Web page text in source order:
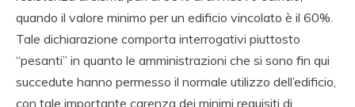
quando il valore minimo per un edificio vincolato è il 60%.
Tale dichiarazione comporta interrogativi piuttosto
“pesanti” in quanto le amministrazioni che si sono fin qui
succedute hanno permesso il normale utilizzo dell’edificio,
con tale importante carenza dei minimi requisiti di